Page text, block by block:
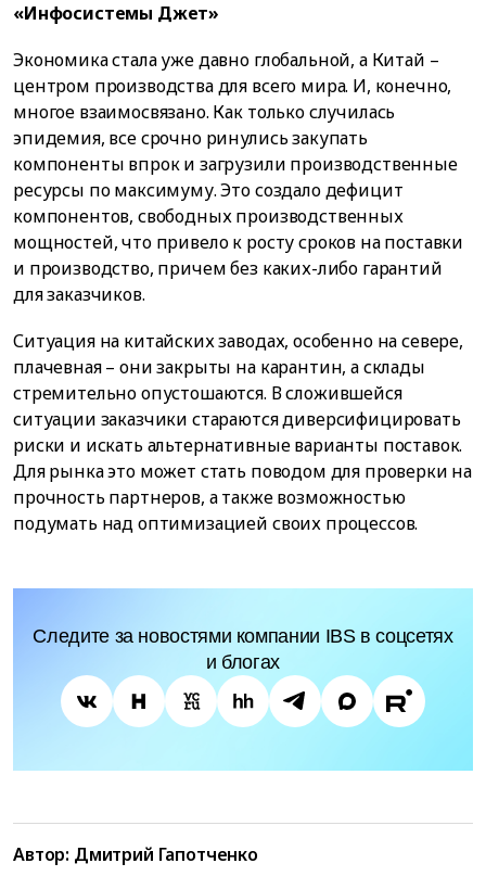
«Инфосистемы Джет»
Экономика стала уже давно глобальной, а Китай –
центром производства для всего мира. И, конечно,
многое взаимосвязано. Как только случилась
эпидемия, все срочно ринулись закупать
компоненты впрок и загрузили производственные
ресурсы по максимуму. Это создало дефицит
компонентов, свободных производственных
мощностей, что привело к росту сроков на поставки
и производство, причем без каких-либо гарантий
для заказчиков.
Ситуация на китайских заводах, особенно на севере,
плачевная – они закрыты на карантин, а склады
стремительно опустошаются. В сложившейся
ситуации заказчики стараются диверсифицировать
риски и искать альтернативные варианты поставок.
Для рынка это может стать поводом для проверки на
прочность партнеров, а также возможностью
подумать над оптимизацией своих процессов.
Следите за новостями компании IBS в соцсетях
и блогах
Автор: Дмитрий Гапотченко